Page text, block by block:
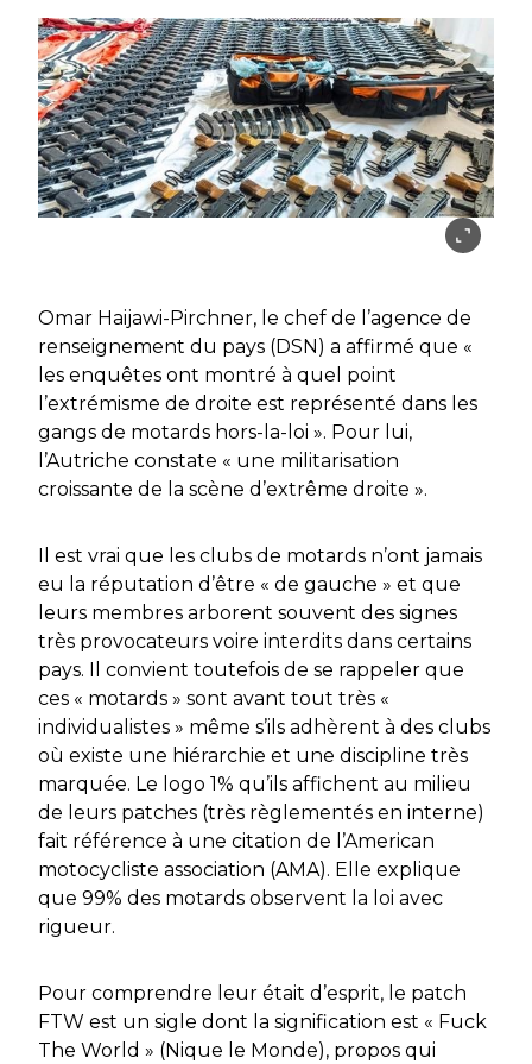
Omar Haijawi-Pirchner, le chef de l’agence de
renseignement du pays (DSN) a affirmé que «
les enquêtes ont montré à quel point
l’extrémisme de droite est représenté dans les
gangs de motards hors-la-loi ». Pour lui,
l’Autriche constate « une militarisation
croissante de la scène d’extrême droite ».
Il est vrai que les clubs de motards n’ont jamais
eu la réputation d’être « de gauche » et que
leurs membres arborent souvent des signes
très provocateurs voire interdits dans certains
pays. Il convient toutefois de se rappeler que
ces « motards » sont avant tout très «
individualistes » même s’ils adhèrent à des clubs
où existe une hiérarchie et une discipline très
marquée. Le logo 1% qu’ils affichent au milieu
de leurs patches (très règlementés en interne)
fait référence à une citation de l’American
motocycliste association (AMA). Elle explique
que 99% des motards observent la loi avec
rigueur.
Pour comprendre leur était d’esprit, le patch
FTW est un sigle dont la signification est « Fuck
The World » (Nique le Monde), propos qui